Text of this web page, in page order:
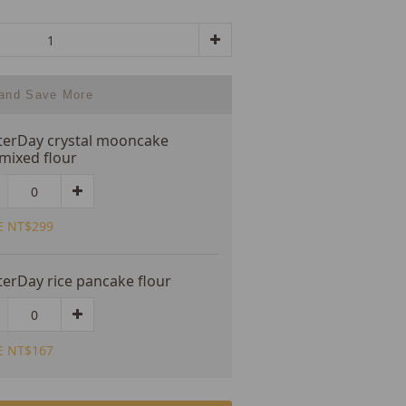
Save More
crystal mooncake
flour
NT$299
rice pancake flour
NT$167